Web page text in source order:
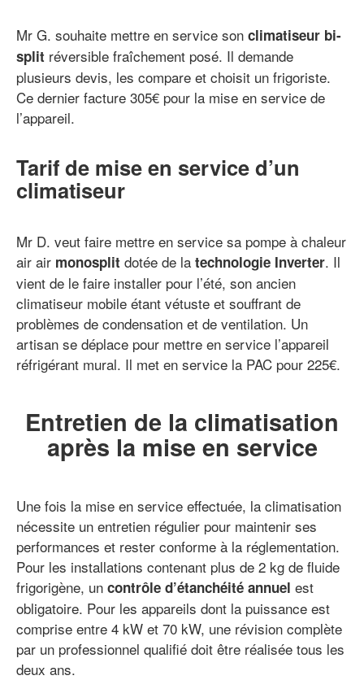
Mr G. souhaite mettre en service son climatiseur bi-
split réversible fraîchement posé. Il demande
plusieurs devis, les compare et choisit un frigoriste.
Ce dernier facture 305€ pour la mise en service de
l’appareil.
Tarif de mise en service d’un
climatiseur
Mr D. veut faire mettre en service sa pompe à chaleur
air air monosplit dotée de la technologie Inverter. Il
vient de le faire installer pour l’été, son ancien
climatiseur mobile étant vétuste et souffrant de
problèmes de condensation et de ventilation. Un
artisan se déplace pour mettre en service l’appareil
réfrigérant mural. Il met en service la PAC pour 225€.
Entretien de la climatisation
après la mise en service
Une fois la mise en service effectuée, la climatisation
nécessite un entretien régulier pour maintenir ses
performances et rester conforme à la réglementation.
Pour les installations contenant plus de 2 kg de fluide
frigorigène, un contrôle d’étanchéité annuel est
obligatoire. Pour les appareils dont la puissance est
comprise entre 4 kW et 70 kW, une révision complète
par un professionnel qualifié doit être réalisée tous les
deux ans.